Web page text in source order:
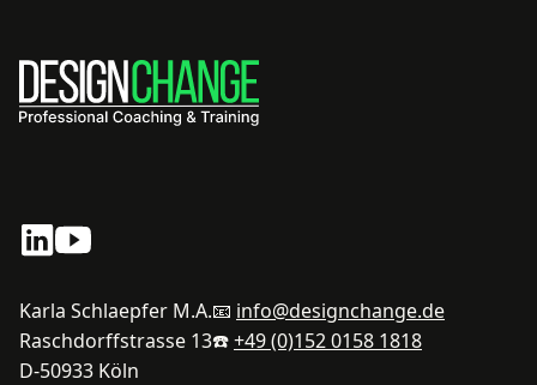
Karla Schlaepfer M.A.
Raschdorffstrasse 13
D-50933 Köln
📧 info@designchange.de
☎️+49 (0)152 0158 1818